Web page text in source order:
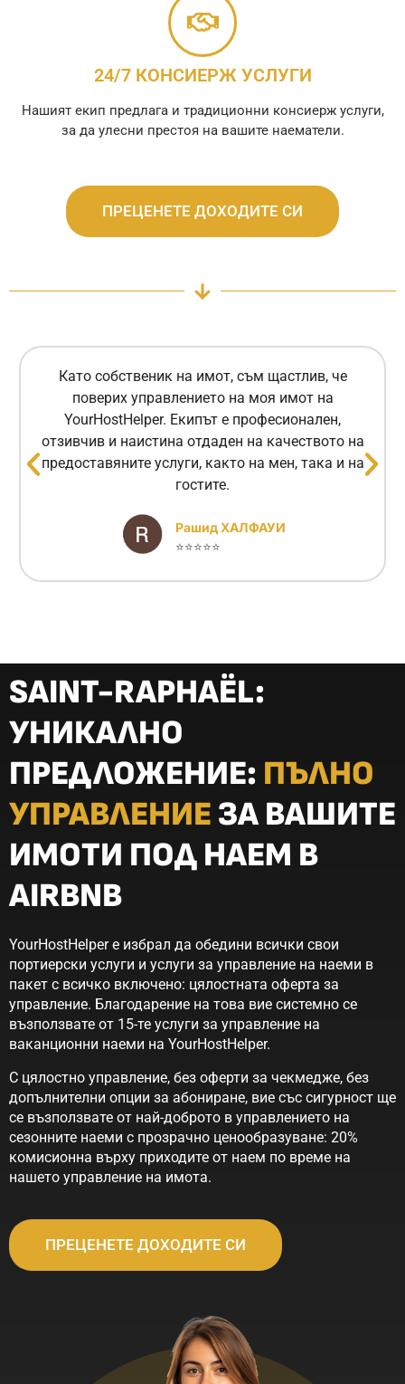
24/7 КОНСИЕРЖ УСЛУГИ
Нашият екип предлага и традиционни консиерж услуги,
за да улесни престоя на вашите наематели.
ПРЕЦЕНЕТЕ ДОХОДИТЕ СИ
Като собственик на имот, съм щастлив, че
поверих управлението на моя имот на
YourHostHelper. Екипът е професионален,
отзивчив и наистина отдаден на качеството на
предоставяните услуги, както на мен, така и на
гостите.
Рашид ХАЛФАУИ
⭐⭐⭐⭐⭐
SAINT-RAPHAËL:
УНИКАЛНО
ПРЕДЛОЖЕНИЕ: ПЪЛНО
УПРАВЛЕНИЕ ЗА ВАШИТЕ
ИМОТИ ПОД НАЕМ В
AIRBNB
YourHostHelper е избрал да обедини всички свои
портиерски услуги и услуги за управление на наеми в
пакет с всичко включено: цялостната оферта за
управление. Благодарение на това вие системно се
възползвате от 15-те услуги за управление на
ваканционни наеми на YourHostHelper.
С цялостно управление, без оферти за чекмедже, без
допълнителни опции за абониране, вие със сигурност ще
се възползвате от най-доброто в управлението на
сезонните наеми с прозрачно ценообразуване: 20%
комисионна върху приходите от наем по време на
нашето управление на имота.
ПРЕЦЕНЕТЕ ДОХОДИТЕ СИ